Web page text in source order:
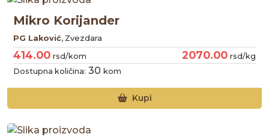
Mikro Korijander
PG Laković, Zvezdara
414.00 rsd/kom 2070.00 rsd/kg
Dostupna količina: 30 kom
Kupi